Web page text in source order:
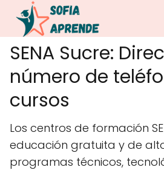
SENA Sucre:
número de
cursos
Los centros de formación
educación gratuita y de
programas técnicos,